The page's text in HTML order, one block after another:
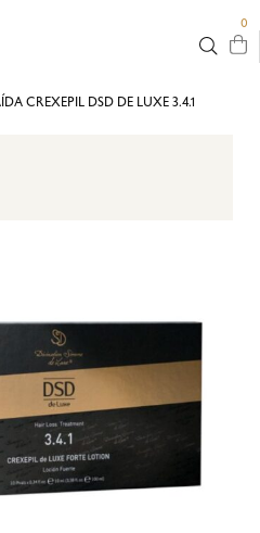
0
CREXEPIL DSD DE LUXE 3.4.1